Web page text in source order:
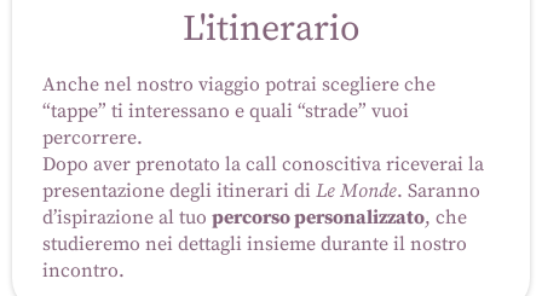
L'itinerario
Anche nel nostro viaggio potrai scegliere che
“tappe” ti interessano e quali “strade” vuoi
percorrere.
Dopo aver prenotato la call conoscitiva riceverai la
presentazione degli itinerari di Le Monde. Saranno
d’ispirazione al tuo percorso personalizzato, che
studieremo nei dettagli insieme durante il nostro
incontro.